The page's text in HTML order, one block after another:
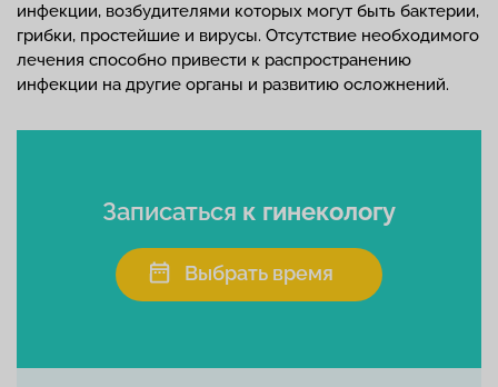
инфекции, возбудителями которых могут быть бактерии,
грибки, простейшие и вирусы. Отсутствие необходимого
лечения способно привести к распространению
инфекции на другие органы и развитию осложнений.
Записаться к гинекологу
Выбрать время